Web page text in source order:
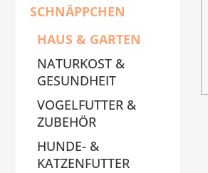
SCHNÄPPCHEN
HAUS & GARTEN
NATURKOST &
GESUNDHEIT
VOGELFUTTER &
ZUBEHÖR
HUNDE- &
KATZENFUTTER